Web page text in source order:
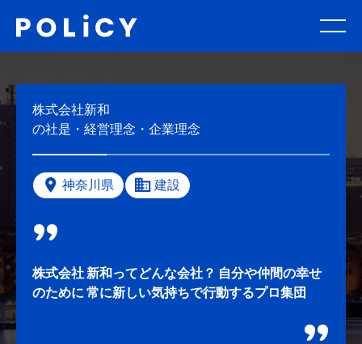
株式会社新和
の社是・経営理念・企業理念
神奈川県 建設
株式会社 新和ってどんな会社？ 自分や仲間の幸せ
のために 常に新しい気持ちで行動するプロ集団